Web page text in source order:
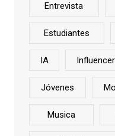
Entrevista
Estudiantes
IA
Jóvenes
Musica